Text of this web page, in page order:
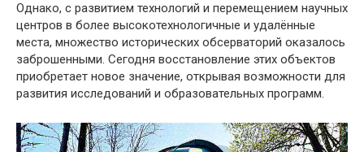
Однако, с развитием технологий и перемещением научных
центров в более высокотехнологичные и удалённые
места, множество исторических обсерваторий оказалось
заброшенными. Сегодня восстановление этих объектов
приобретает новое значение, открывая возможности для
развития исследований и образовательных программ.